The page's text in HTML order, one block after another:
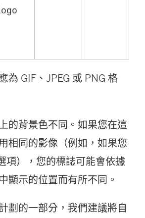
為 GIF、JPEG 或 PNG 格
的背景色不同。如果您在這
相同的影像（例如，如果您
項），您的標誌可能會依據
顯示的位置而有所不同。
劃的一部分，我們建議將自